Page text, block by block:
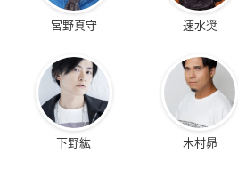
宮野真守 速水奨
下野紘 木村昴